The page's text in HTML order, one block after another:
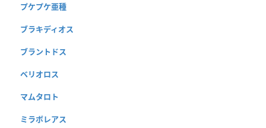
プケプケ亜種
ブラキディオス
ブラントドス
ベリオロス
マムタロト
ミラボレアス